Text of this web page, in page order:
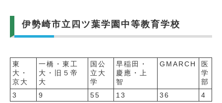
伊勢崎市立四ツ葉学園中等教育学校
東
大・
京大
一橋・東工
大・旧５帝
大
国公
立大
学
早稲田・
慶應・上
智
GMARCH
医
学
部
3
9 55 13 36 4